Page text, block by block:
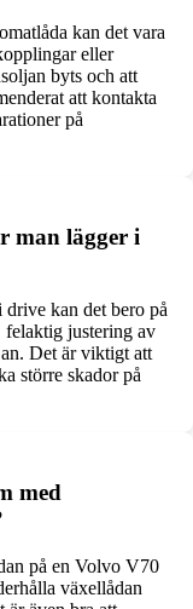
kan det vara
eller
byts och att
att kontakta
på
man lägger i
kan det bero på
felaktig justering av
Det är viktigt att
större skador på
med
på en Volvo V70
växellådan